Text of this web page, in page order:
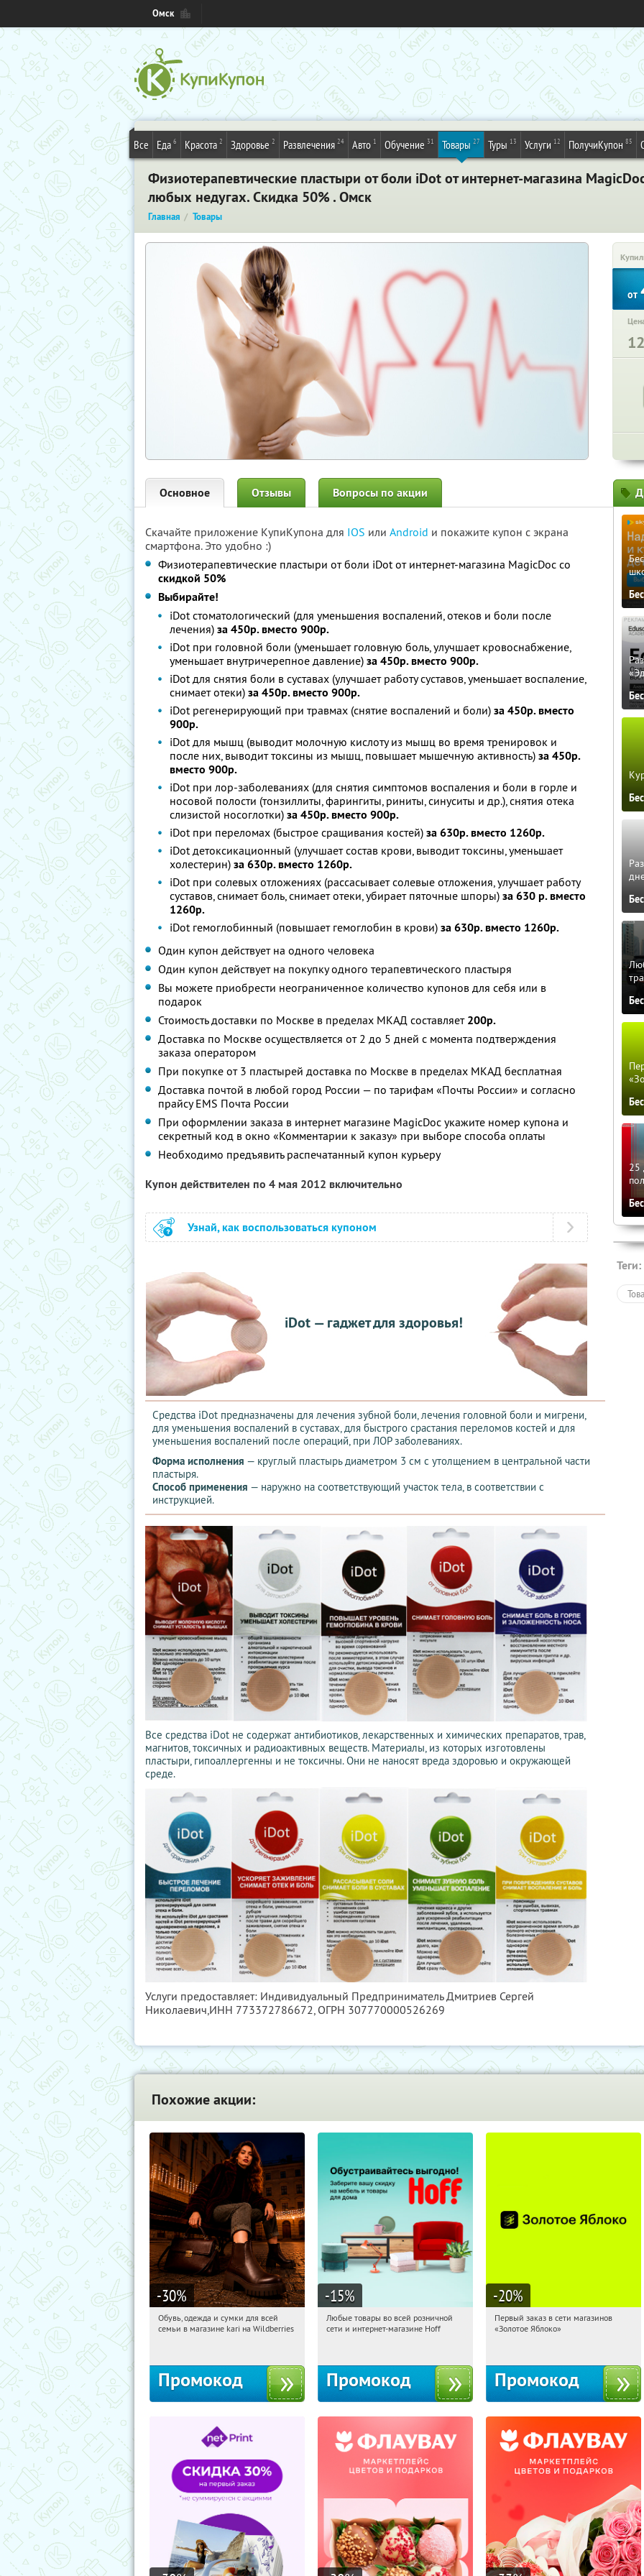
Омск
Все Еда 6 Красота 2 Здоровье 2 Развлечения 24 Авто 1 Обучение 31 Товары 27 Туры 13 Услуги 12 ПолучиКупон 85
Физиотерапевтические пластыри от боли iDot от интернет-магазина
любых недугах. Скидка 50% . Омск
Главная Товары
от
Основное Отзывы Вопросы по акции
Скачайте приложение КупиКупона для IOS или Android и покажите купон с экрана
смартфона. Это удобно :)
Физиотерапевтические пластыри от боли iDot от интернет-магазина MagicDoc со
скидкой 50%
Выбирайте!
iDot стоматологический (для уменьшения воспалений, отеков и боли после
лечения) за 450р. вместо 900р.
iDot при головной боли (уменьшает головную боль, улучшает кровоснабжение,
уменьшает внутричерепное давление) за 450р. вместо 900р.
iDot для снятия боли в суставах (улучшает работу суставов, уменьшает воспаление,
снимает отеки) за 450р. вместо 900р.
iDot регенерирующий при травмах (снятие воспалений и боли) за 450р. вместо
900р.
iDot для мышц (выводит молочную кислоту из мышц во время тренировок и
после них, выводит токсины из мышц, повышает мышечную активность) за 450р.
вместо 900р.
iDot при лор-заболеваниях (для снятия симптомов воспаления и боли в горле и
носовой полости (тонзиллиты, фарингиты, риниты, синуситы и др.), снятия отека
слизистой носоглотки) за 450р. вместо 900р.
iDot при переломах (быстрое сращивания костей) за 630р. вместо 1260р.
iDot детоксикационный (улучшает состав крови, выводит токсины, уменьшает
холестерин) за 630р. вместо 1260р.
iDot при солевых отложениях (рассасывает солевые отложения, улучшает работу
суставов, снимает боль, снимает отеки, убирает пяточные шпоры) за 630 р. вместо
1260р.
iDot гемоглобинный (повышает гемоглобин в крови) за 630р. вместо 1260р.
Один купон действует на одного человека
Один купон действует на покупку одного терапевтического пластыря
Вы можете приобрести неограниченное количество купонов для себя или в
подарок
Стоимость доставки по Москве в пределах МКАД составляет 200р.
Доставка по Москве осуществляется от 2 до 5 дней с момента подтверждения
заказа оператором
При покупке от 3 пластырей доставка по Москве в пределах МКАД бесплатная
Доставка почтой в любой город России — по тарифам «Почты России» и согласно
прайсу EMS Почта России
При оформлении заказа в интернет магазине MagicDoc укажите номер купона и
секретный код в окно «Комментарии к заказу» при выборе способа оплаты
Необходимо предъявить распечатанный купон курьеру
Купон действителен по 4 мая 2012 включительно
Узнай, как воспользоваться купоном
iDot — гаджет для здоровья!
Средства iDot предназначены для лечения зубной боли, лечения головной боли и мигрени,
для уменьшения воспалений в суставах, для быстрого срастания переломов костей и для
уменьшения воспалений после операций, при ЛОР заболеваниях.
Форма исполнения — круглый пластырь диаметром 3 см с утолщением в центральной части
пластыря.
Способ применения — наружно на соответствующий участок тела, в соответствии с
инструкцией.
Все средства iDot не содержат антибиотиков, лекарственных и химических препаратов, трав,
магнитов, токсичных и радиоактивных веществ. Материалы, из которых изготовлены
пластыри, гипоаллергенны и не токсичны. Они не наносят вреда здоровью и окружающей
среде.
Услуги предоставляет: Индивидуальный Предприниматель Дмитриев Сергей
Николаевич, ИНН 773372786672 , ОГРН 307770000526269
25
Теги:
Похожие акции:
-30%
18:00:07 Получили:
Обувь, одежда и сумки для всей
семьи в магазине kari на Wildberries
Промокод
-15%
18:00:07 Получили:
Любые товары во всей розничной
сети и интернет-магазине Hoff
Промокод
-20%
18:00:07
Получи первым!
Первый заказ в сети магазинов
«Золотое Яблоко»
Промокод